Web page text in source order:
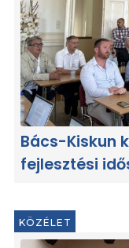
Bács-Kiskun
fejlesztési
KÖZÉLET